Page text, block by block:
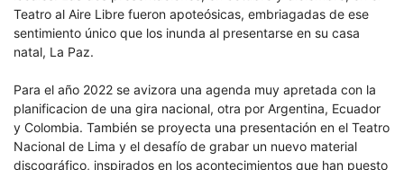
Teatro al Aire Libre fueron apoteósicas, embriagadas de ese
sentimiento único que los inunda al presentarse en su casa
natal, La Paz.
Para el año 2022 se avizora una agenda muy apretada con la
planificacion de una gira nacional, otra por Argentina, Ecuador
y Colombia. También se proyecta una presentación en el Teatro
Nacional de Lima y el desafío de grabar un nuevo material
discográfico, inspirados en los acontecimientos que han puesto